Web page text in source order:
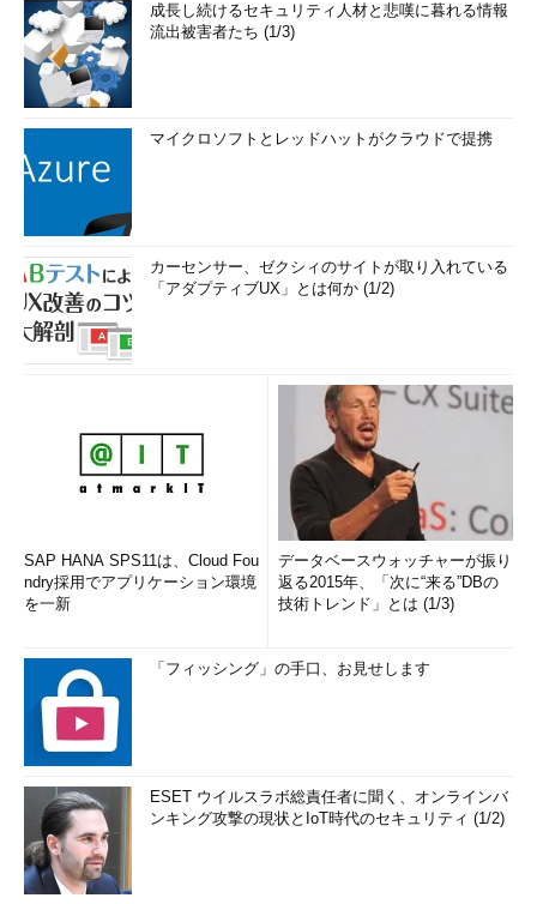
成長し続けるセキュリティ人材と悲嘆に暮れる情報
流出被害者たち (1/3)
マイクロソフトとレッドハットがクラウドで提携
カーセンサー、ゼクシィのサイトが取り入れている
「アダプティブUX」とは何か (1/2)
SAP HANA SPS11は、Cloud Fou
ndry採用でアプリケーション環境
を一新
データベースウォッチャーが振り
返る2015年、「次に“来る”DBの
技術トレンド」とは (1/3)
「フィッシング」の手口、お見せします
ESET ウイルスラボ総責任者に聞く、オンラインバ
ンキング攻撃の現状とIoT時代のセキュリティ (1/2)